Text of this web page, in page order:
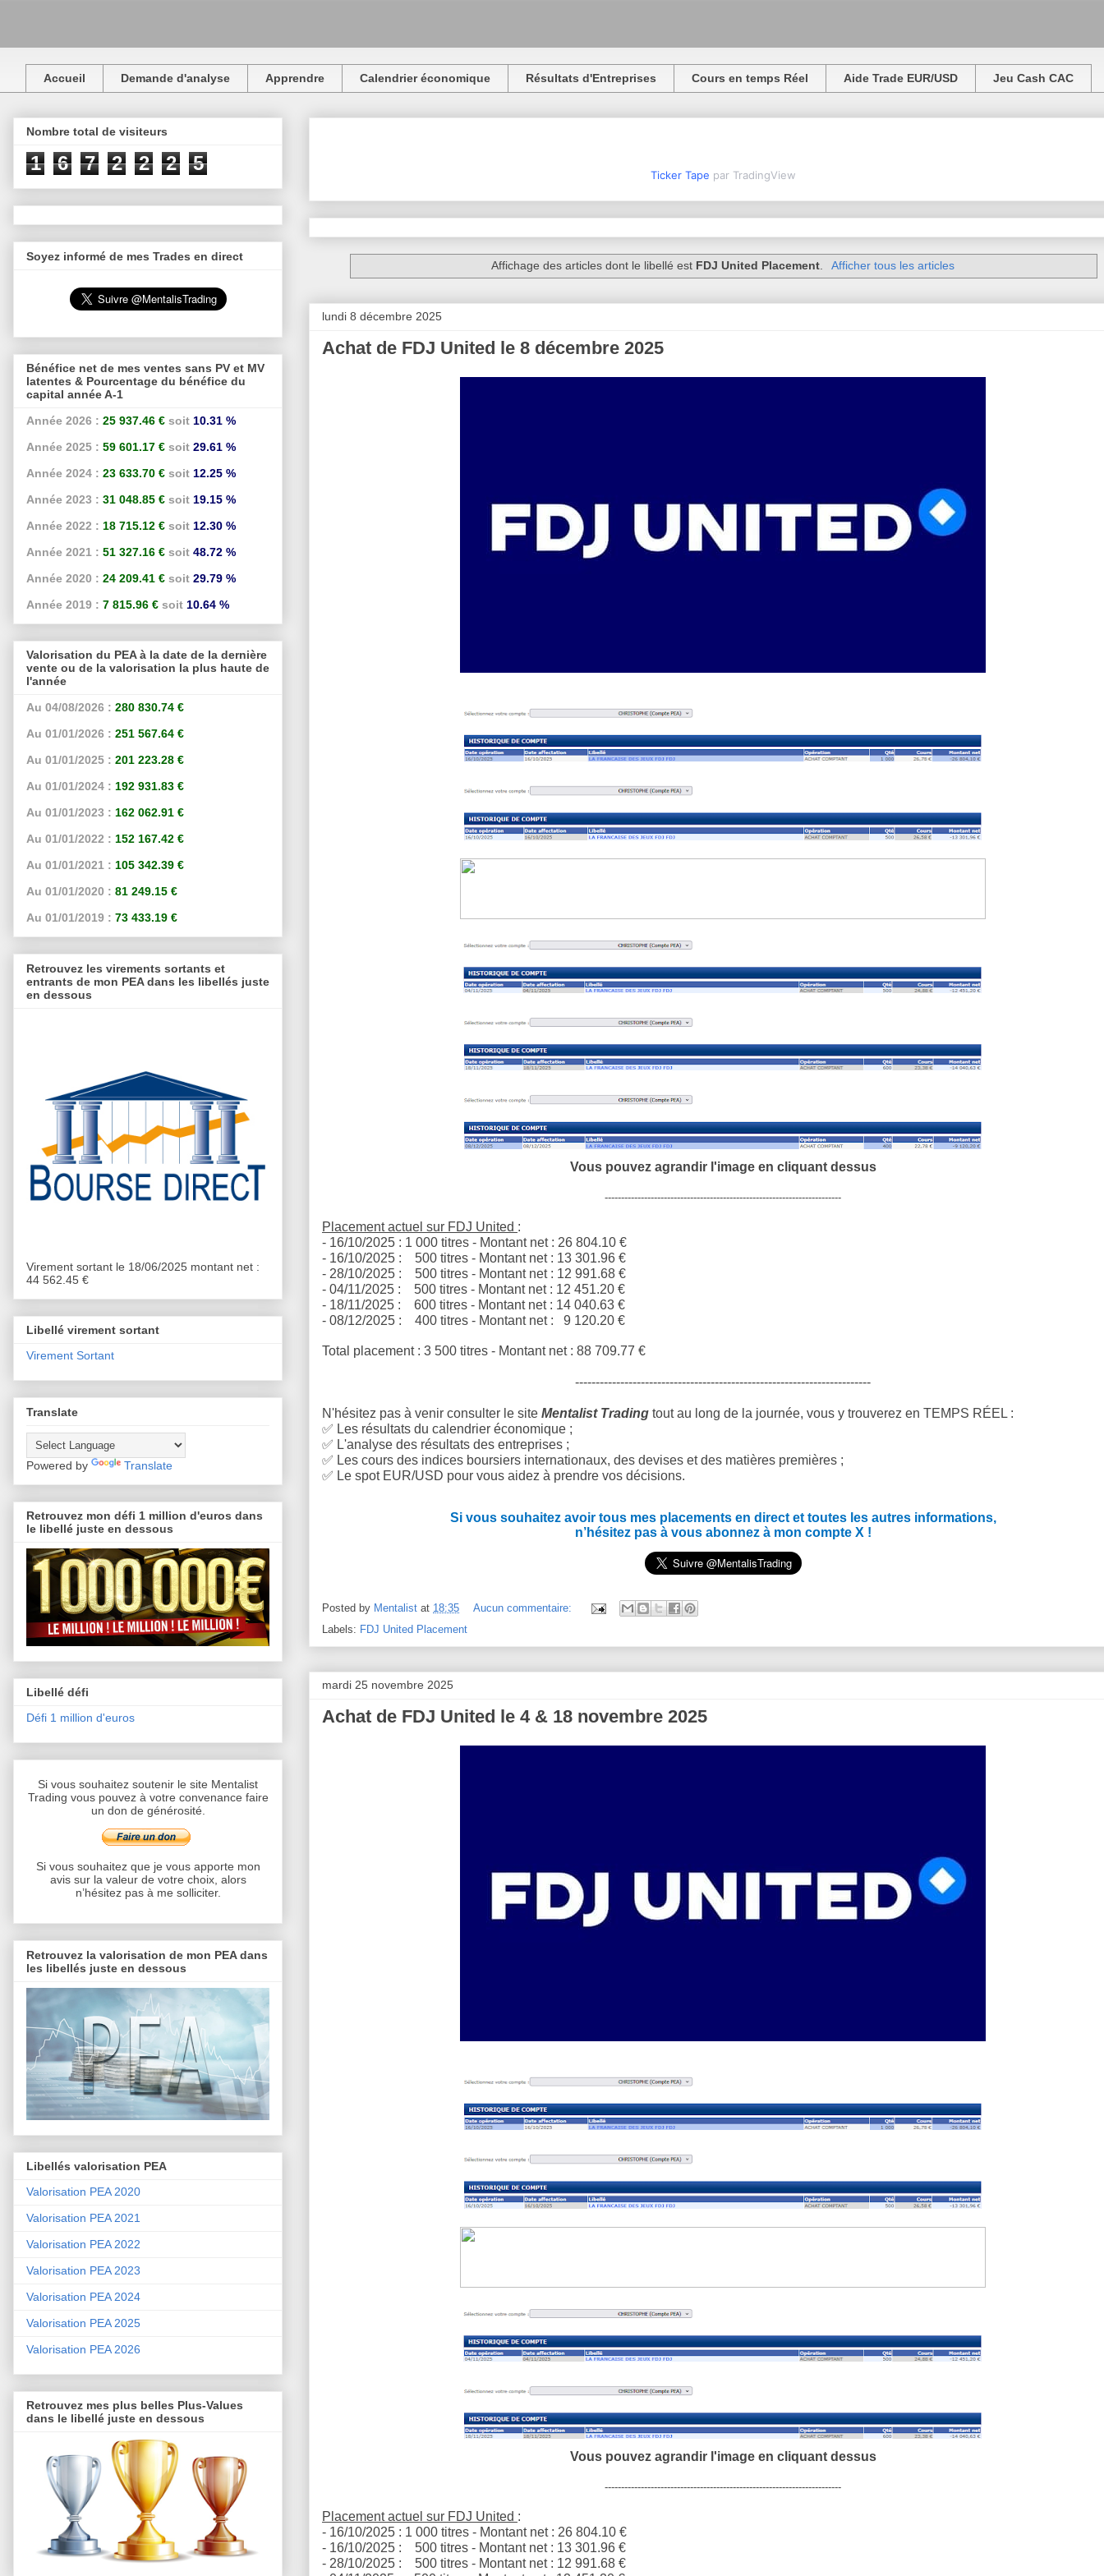
Accueil Demande d'analyse Apprendre Calendrier économique Résultats d'Entreprises Cours en temps Réel Aide Trade EUR/USD Jeu Cash CAC
Ticker Tape par TradingView
Affichage des articles dont le libellé est FDJ United Placement Afficher tous les articles
lundi 8 décembre 2025
Achat de FDJ United le 8 décembre 2025
Vous pouvez agrandir l'image en cliquant dessus
------------------------------------------------------------------------
Placement actuel sur FDJ United :
- 16/10/2025 : 1 000 titres - Montant net : 26 804.10 €
- 16/10/2025 : 500 titres - Montant net : 13 301.96 €
- 28/10/2025 : 500 titres - Montant net : 12 991.68 €
- 04/11/2025 : 500 titres - Montant net : 12 451.20 €
- 18/11/2025 : 600 titres - Montant net : 14 040.63 €
- 08/12/2025 : 400 titres - Montant net : 9 120.20 €
Total placement : 3 500 titres - Montant net : 88 709.77 €
------------------------------------------------------------------------
N'hésitez pas à venir consulter le site Mentalist Trading tout au long de la journée, vous y trouverez en TEMPS RÉEL :
✅ Les résultats du calendrier économique ;
✅ L'analyse des résultats des entreprises ;
✅ Les cours des indices boursiers internationaux, des devises et des matières premières ;
✅ Le spot EUR/USD pour vous aidez à prendre vos décisions.
Si vous souhaitez avoir tous mes placements en direct et toutes les autres informations,
n’hésitez pas à vous abonnez à mon compte X !
Posted by Mentalist at 18:35
Aucun commentaire:
Labels: FDJ United Placement
mardi 25 novembre 2025
Achat de FDJ United le 4 & 18 novembre 2025
Vous pouvez agrandir l'image en cliquant dessus
------------------------------------------------------------------------
Placement actuel sur FDJ United :
- 16/10/2025 : 1 000 titres - Montant net : 26 804.10 €
- 16/10/2025 : 500 titres - Montant net : 13 301.96 €
- 28/10/2025 : 500 titres - Montant net : 12 991.68 €
Nombre total de visiteurs
1 6 7 2 2 2 5
Soyez informé de mes Trades en direct
Bénéfice net de mes ventes sans PV et MV
latentes & Pourcentage du bénéfice du
capital année A-1
Année 2026 : 25 937.46 € soit 10.31 %
Année 2025 : 59 601.17 € soit 29.61 %
Année 2024 : 23 633.70 € soit 12.25 %
Année 2023 : 31 048.85 € soit 19.15 %
Année 2022 : 18 715.12 € soit 12.30 %
Année 2021 : 51 327.16 € soit 48.72 %
Année 2020 : 24 209.41 € soit 29.79 %
Année 2019 : 7 815.96 € soit 10.64 %
Valorisation du PEA à la date de la dernière
vente ou de la valorisation la plus haute de
l'année
Au 04/08/2026 : 280 830.74 €
Au 01/01/2026 : 251 567.64 €
Au 01/01/2025 : 201 223.28 €
Au 01/01/2024 : 192 931.83 €
Au 01/01/2023 : 162 062.91 €
Au 01/01/2022 : 152 167.42 €
Au 01/01/2021 : 105 342.39 €
Au 01/01/2020 : 81 249.15 €
Au 01/01/2019 : 73 433.19 €
Retrouvez les virements sortants et
entrants de mon PEA dans les libellés juste
en dessous
Virement sortant le 18/06/2025 montant net :
44 562.45 €
Libellé virement sortant
Virement Sortant
Translate
Powered by Translate
Retrouvez mon défi 1 million d'euros dans
le libellé juste en dessous
Libellé défi
Défi 1 million d'euros
Si vous souhaitez soutenir le site Mentalist
Trading vous pouvez à votre convenance faire
un don de générosité.
Si vous souhaitez que je vous apporte mon
avis sur la valeur de votre choix, alors
n’hésitez pas à me solliciter.
Retrouvez la valorisation de mon PEA dans
les libellés juste en dessous
Libellés valorisation PEA
Valorisation PEA 2020
Valorisation PEA 2021
Valorisation PEA 2022
Valorisation PEA 2023
Valorisation PEA 2024
Valorisation PEA 2025
Valorisation PEA 2026
Retrouvez mes plus belles Plus-Values
dans le libellé juste en dessous